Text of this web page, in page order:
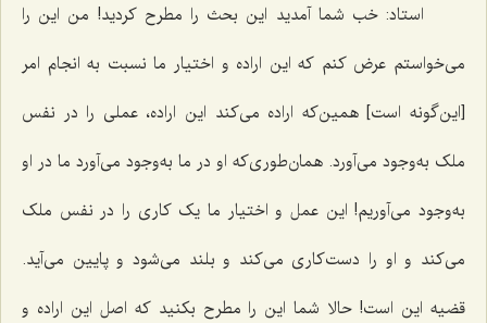
استاد: خب شما آمدید این بحث را مطرح کردید! من این را
می‌خواستم عرض کنم که این اراده و اختیار ما نسبت به انجام امر
[این‌گونه است] همین‌که اراده می‌کند این اراده، عملی را در نفس
ملک به‌وجود می‌آورد. همان‌طوری‌که او در ما به‌وجود می‌آورد ما در او
به‌وجود می‌آوریم! این عمل و اختیار ما یک کاری را در نفس ملک
می‌کند و او را دست‌کاری می‌کند و بلند می‌شود و پایین می‌آید.
قضیه این است! حالا شما این را مطرح بکنید که اصل این اراده و